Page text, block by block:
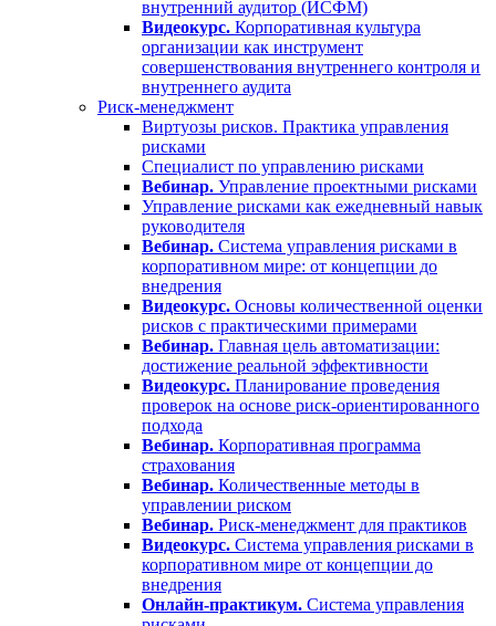
внутренний аудитор (ИСФМ)
Видеокурс. Корпоративная культура
организации как инструмент
совершенствования внутреннего контроля и
внутреннего аудита
Риск-менеджмент
Виртуозы рисков. Практика управления
рисками
Специалист по управлению рисками
Вебинар. Управление проектными рисками
Управление рисками как ежедневный навык
руководителя
Вебинар. Система управления рисками в
корпоративном мире: от концепции до
внедрения
Видеокурс. Основы количественной оценки
рисков с практическими примерами
Вебинар. Главная цель автоматизации:
достижение реальной эффективности
Видеокурс. Планирование проведения
проверок на основе риск-ориентированного
подхода
Вебинар. Корпоративная программа
страхования
Вебинар. Количественные методы в
управлении риском
Вебинар. Риск-менеджмент для практиков
Видеокурс. Система управления рисками в
корпоративном мире от концепции до
внедрения
Онлайн-практикум. Система управления